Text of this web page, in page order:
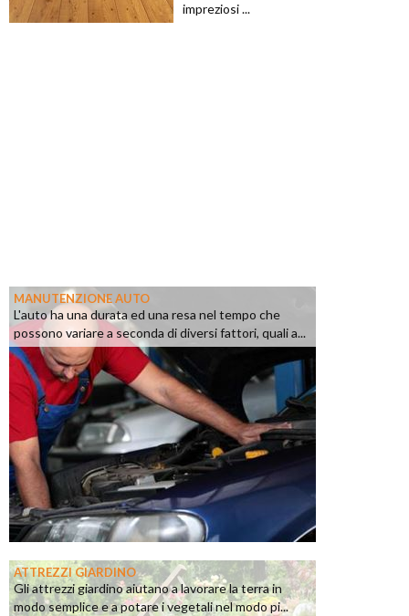
impreziosi ...
MANUTENZIONE AUTO
L'auto ha una durata ed una resa nel tempo che
possono variare a seconda di diversi fattori, quali a...
ATTREZZI GIARDINO
Gli attrezzi giardino aiutano a lavorare la terra in
modo semplice e a potare i vegetali nel modo pi...